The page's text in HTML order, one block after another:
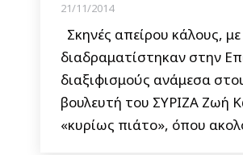
21/11/2014
Σκηνές απείρου κάλους,
διαδραματίστηκαν στην
διαξιφισμούς ανάμεσα
βουλευτή του ΣΥΡΙΖΑ Ζωή
«κυρίως πιάτο», όπου